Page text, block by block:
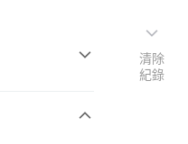
清除
紀錄